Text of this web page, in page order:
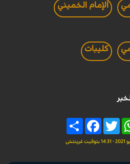
الإمام الخميني
كليبات
Share
FacebookTwitter